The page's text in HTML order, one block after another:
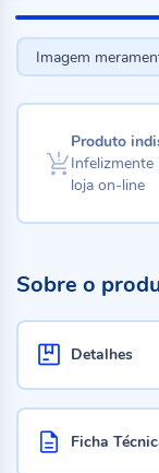
Imagem
Produto
loja on-line
Sobre o
Detalhes
Ficha